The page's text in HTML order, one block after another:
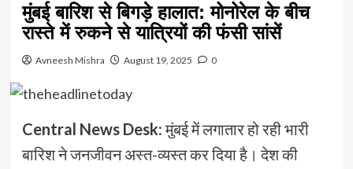
मुंबई बारिश से बिगड़े हालात: मोनोरेल के बीच
रास्ते में रुकने से यात्रियों की फंसी सांसें
Avneesh Mishra August 19, 2025 0
Central News Desk:मुंबई में लगातार हो रही भारी
बारिश ने जनजीवन अस्त-व्यस्त कर दिया है। देश की